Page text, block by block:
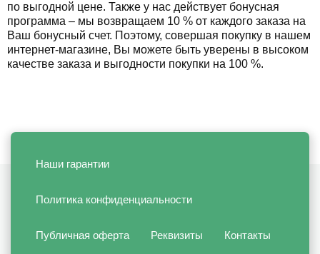
по выгодной цене. Также у нас действует бонусная
программа – мы возвращаем 10 % от каждого заказа на
Ваш бонусный счет. Поэтому, совершая покупку в нашем
интернет-магазине, Вы можете быть уверены в высоком
качестве заказа и выгодности покупки на 100 %.
Наши гарантии
Политика конфиденциальности
Публичная оферта Реквизиты Контакты